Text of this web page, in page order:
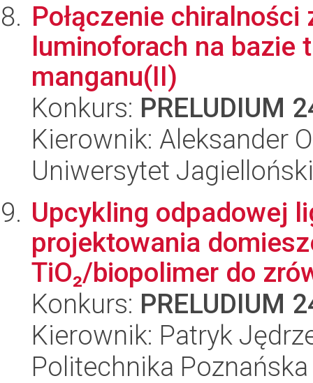
Połączenie
luminoforach na bazie
manganu(II)
Konkurs: PRELUDIUM
Kierownik: Aleksander
Uniwersytet Jagielloński
Upcykling odpadowej
projektowania
TiO₂/biopolimer do
Konkurs: PRELUDIUM
Kierownik: Patryk
Politechnika Poznańska